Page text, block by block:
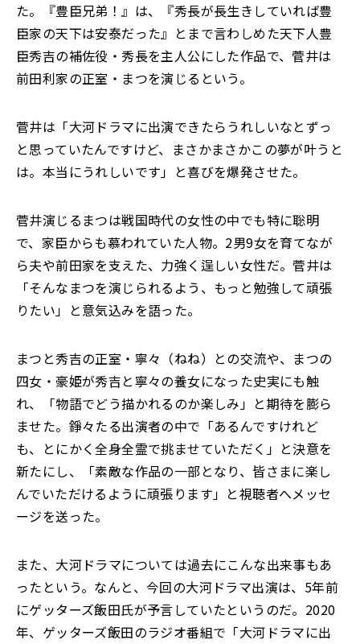
た。『豊臣兄弟！』は、『秀長が長生きしていれば豊
臣家の天下は安泰だった』とまで言わしめた天下人豊
臣秀吉の補佐役・秀長を主人公にした作品で、菅井は
前田利家の正室・まつを演じるという。
菅井は「大河ドラマに出演できたらうれしいなとずっ
と思っていたんですけど、まさかまさかこの夢が叶うと
は。本当にうれしいです」と喜びを爆発させた。
菅井演じるまつは戦国時代の女性の中でも特に聡明
で、家臣からも慕われていた人物。2男9女を育てなが
ら夫や前田家を支えた、力強く逞しい女性だ。菅井は
「そんなまつを演じられるよう、もっと勉強して頑張
りたい」と意気込みを語った。
まつと秀吉の正室・寧々（ねね）との交流や、まつの
四女・豪姫が秀吉と寧々の養女になった史実にも触
れ、「物語でどう描かれるのか楽しみ」と期待を膨ら
ませた。錚々たる出演者の中で「あるんですけれど
も、とにかく全身全霊で挑ませていただく」と決意を
新たにし、「素敵な作品の一部となり、皆さまに楽し
んでいただけるように頑張ります」と視聴者へメッセ
ージを送った。
また、大河ドラマについては過去にこんな出来事もあ
ったという。なんと、今回の大河ドラマ出演は、5年前
にゲッターズ飯田氏が予言していたというのだ。2020
年、ゲッターズ飯田のラジオ番組で「大河ドラマに出